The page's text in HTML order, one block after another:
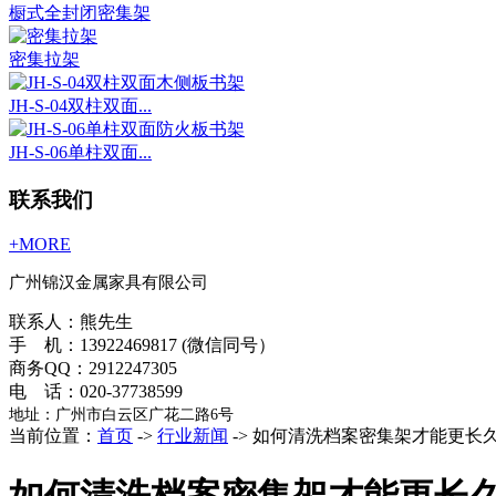
橱式全封闭密集架
密集拉架
JH-S-04双柱双面...
JH-S-06单柱双面...
联系我们
+MORE
广州锦汉金属家具有限公司
联系人：熊先生
手 机：13922469817 (微信同号）
商务QQ：2912247305
电 话：020-37738599
地址：广州市白云区广花二路6号
当前位置： 首页 -> 行业新闻 -> 如何清洗档案密集架才能更长